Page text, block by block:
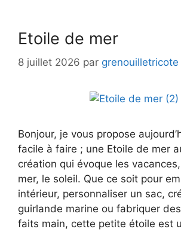
Etoile de mer
8 juillet 2026 par grenouilletricote
Bonjour, je vous propose
facile à faire ; une Etoile de mer
création qui évoque les
mer, le soleil. Que ce soit pour
intérieur, personnaliser un sac,
guirlande marine ou fabriquer
faits main, cette petite étoile est